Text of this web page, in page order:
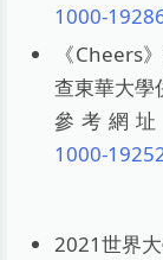
1000-
《Cheers
查東華大學
參考網址
1000-
2021世界